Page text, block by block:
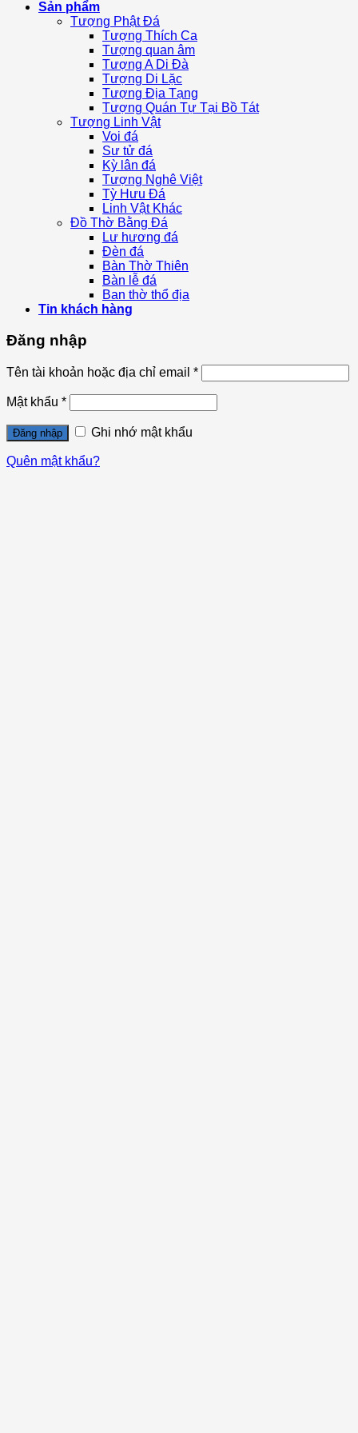
Sản phẩm
Tượng Phật Đá
Tượng Thích Ca
Tượng quan âm
Tượng A Di Đà
Tượng Di Lặc
Tượng Địa Tạng
Tượng Quán Tự Tại Bồ Tát
Tượng Linh Vật
Voi đá
Sư tử đá
Kỳ lân đá
Tượng Nghê Việt
Tỳ Hưu Đá
Linh Vật Khác
Đồ Thờ Bằng Đá
Lư hương đá
Đèn đá
Bàn Thờ Thiên
Bàn lễ đá
Ban thờ thổ địa
Tin khách hàng
Đăng nhập
Tên tài khoản hoặc địa chỉ email *
Mật khẩu *
Đăng nhập Ghi nhớ mật khẩu
Quên mật khẩu?